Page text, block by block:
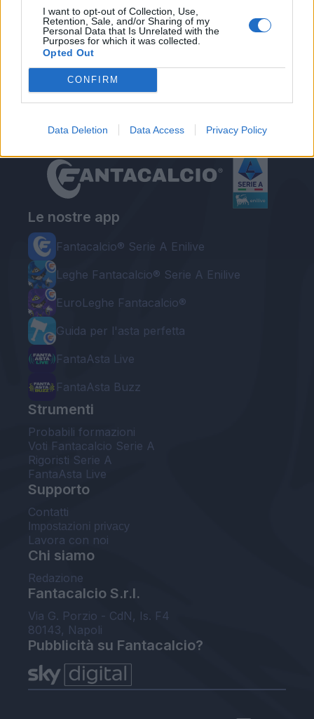
I want to opt-out of Collection, Use,
Retention, Sale, and/or Sharing of my
Personal Data that Is Unrelated with the
Purposes for which it was collected.
Opted Out
CONFIRM
Data Deletion Data Access Privacy Policy
Autore
Gianmarco Della Ragione
Le nostre app
Fantacalcio® Serie A Enilive
Leghe Fantacalcio® Serie A Enilive
EuroLeghe Fantacalcio®
Guida per l'asta perfetta
FantaAsta Live
FantaAsta Buzz
Strumenti
Probabili formazioni
Voti Fantacalcio Serie A
Rigoristi Serie A
FantaAsta Live
Supporto
Contatti
Impostazioni privacy
Lavora con noi
Chi siamo
Redazione
Fantacalcio S.r.l.
Via G. Porzio - CdN, Is. F4
80143, Napoli
Pubblicità su Fantacalcio?